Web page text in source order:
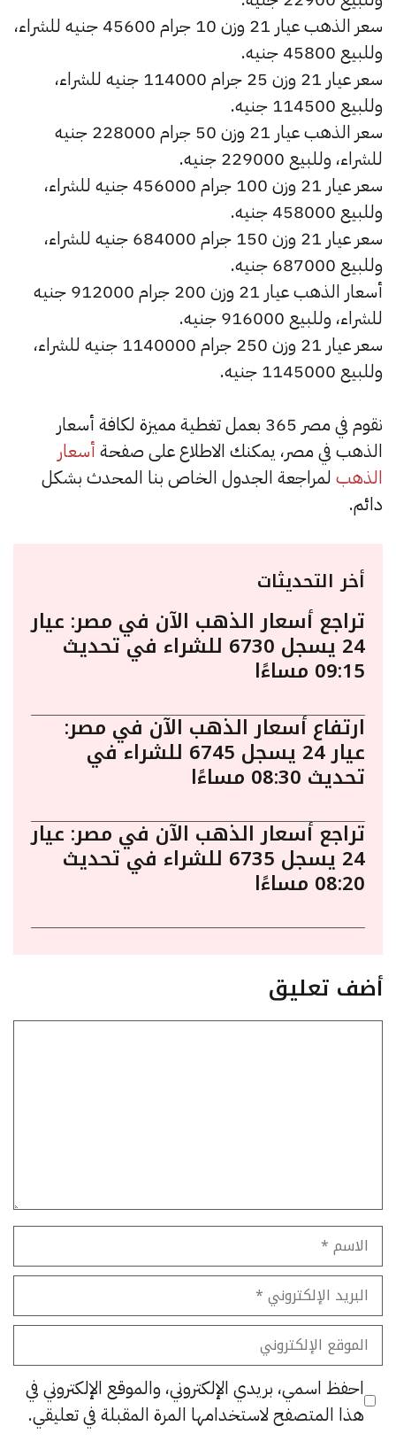
سعر الذهب عيار 21 وزن 10 جرام 45600 جنيه للشراء،
وللبيع 45800 جنيه.
سعر عيار 21 وزن 25 جرام 114000 جنيه للشراء،
وللبيع 114500 جنيه.
سعر الذهب عيار 21 وزن 50 جرام 228000 جنيه
للشراء، وللبيع 229000 جنيه.
سعر عيار 21 وزن 100 جرام 456000 جنيه للشراء،
وللبيع 458000 جنيه.
سعر عيار 21 وزن 150 جرام 684000 جنيه للشراء،
وللبيع 687000 جنيه.
أسعار الذهب عيار 21 وزن 200 جرام 912000 جنيه
للشراء، وللبيع 916000 جنيه.
سعر عيار 21 وزن 250 جرام 1140000 جنيه للشراء،
وللبيع 1145000 جنيه.
نقوم في مصر 365 بعمل تغطية مميزة لكافة أسعار
الذهب في مصر، يمكنك الاطلاع على صفحة أسعار
الذهب لمراجعة الجدول الخاص بنا المحدث بشكل
دائم.
أخر التحديثات
تراجع أسعار الذهب الآن في مصر: عيار
24 يسجل 6730 للشراء في تحديث
09:15 مساءًا
ارتفاع أسعار الذهب الآن في مصر:
عيار 24 يسجل 6745 للشراء في
تحديث 08:30 مساءًا
تراجع أسعار الذهب الآن في مصر: عيار
24 يسجل 6735 للشراء في تحديث
08:20 مساءًا
أضف تعليق
الاسم
البريد
الإلكتروني
الموقع
الإلكتروني
احفظ اسمي، بريدي الإلكتروني، والموقع الإلكتروني في
هذا المتصفح لاستخدامها المرة المقبلة في تعليقي.